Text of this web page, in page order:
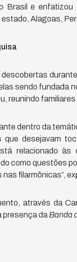
Brasil e
Alagoas,
sendo fundada
reunindo
dentro da
desejavam
relacionado
como questões
filarmônicas”,
através da
presença da Banda